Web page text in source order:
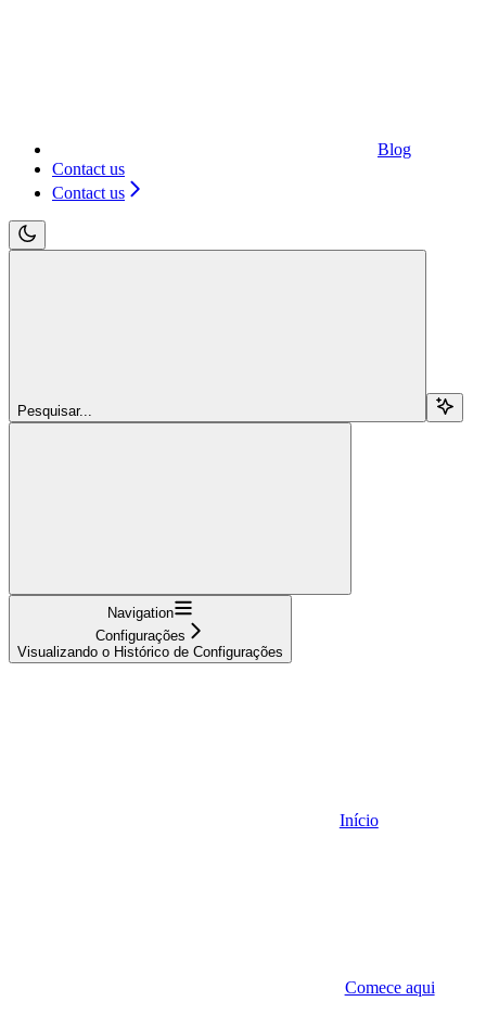
Blog
Contact us
Contact us
Pesquisar...
Navigation
Configurações
Visualizando o Histórico de Configurações
Início
Comece aqui